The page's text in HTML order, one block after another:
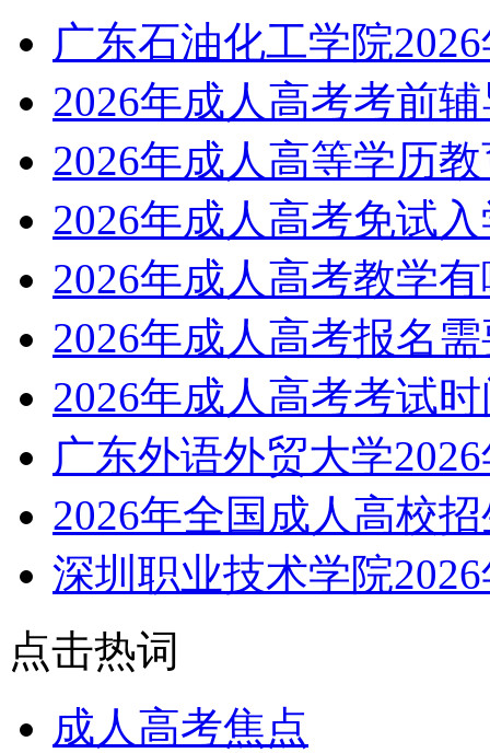
广东石油化工学院
2026年成人高考考前
2026年成人高等学历
2026年成人高考免试
2026年成人高考教学
2026年成人高考报名
2026年成人高考考试
广东外语外贸大学
2026年全国成人高校
深圳职业技术学院
点击热词
成人高考焦点